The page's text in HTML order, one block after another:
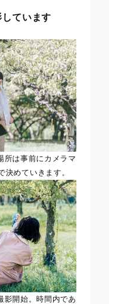
ています
所は事前にカメラマ
決めていきます。
影開始。時間内であ